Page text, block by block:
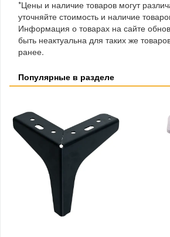
*Цены и наличие товаров могут
уточняйте стоимость и наличие
Информация о товарах на сайте
быть неактуальна для таких же
ранее.
Популярные в разделе